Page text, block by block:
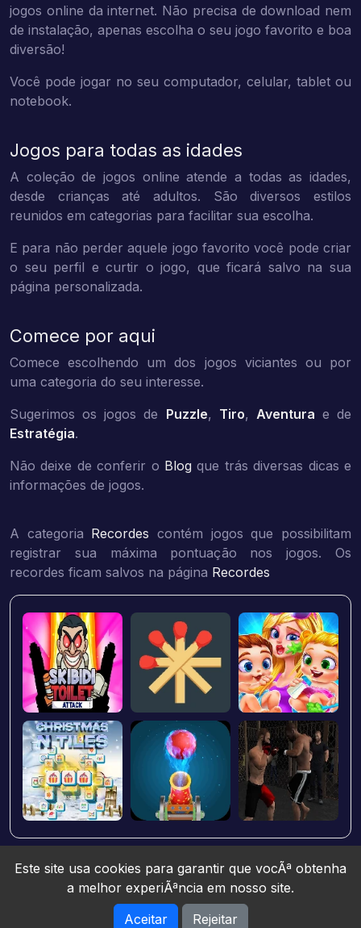
jogos online da internet. Não precisa de download nem
de instalação, apenas escolha o seu jogo favorito e boa
diversão!
Você pode jogar no seu computador, celular, tablet ou
notebook.
Jogos para todas as idades
A coleção de jogos online atende a todas as idades,
desde crianças até adultos. São diversos estilos
reunidos em categorias para facilitar sua escolha.
E para não perder aquele jogo favorito você pode criar
o seu perfil e curtir o jogo, que ficará salvo na sua
página personalizada.
Comece por aqui
Comece escolhendo um dos jogos viciantes ou por
uma categoria do seu interesse.
Sugerimos os jogos de Puzzle, Tiro, Aventura e de
Estratégia.
Não deixe de conferir o Blog que trás diversas dicas e
informações de jogos.
A categoria Recordes contém jogos que possibilitam
registrar sua máxima pontuação nos jogos. Os
recordes ficam salvos na página Recordes
Jogos10 © 2026. All rights reserved.
Este site usa cookies para garantir que vocÃª obtenha
a melhor experiÃªncia em nosso site.
Aceitar
Rejeitar